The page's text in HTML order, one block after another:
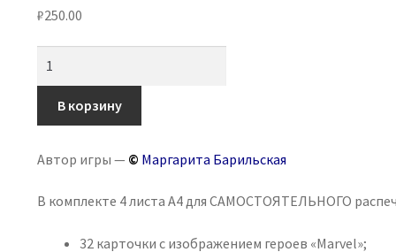
₽250.00
Игра-
мемори
В корзину
Автор игры — © Маргарита Барильская
В комплекте 4 листа А4 для САМОСТОЯТЕЛЬНОГО
32 карточки с изображением героев «Marvel»;